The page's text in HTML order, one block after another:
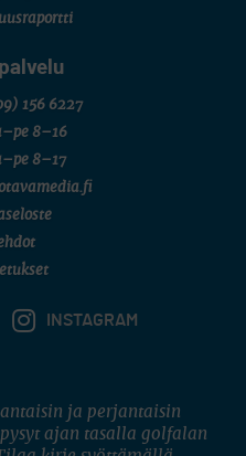
156 6227
8–16
8–17
INSTAGRAM
ja perjantaisin
ajan tasalla golfalan